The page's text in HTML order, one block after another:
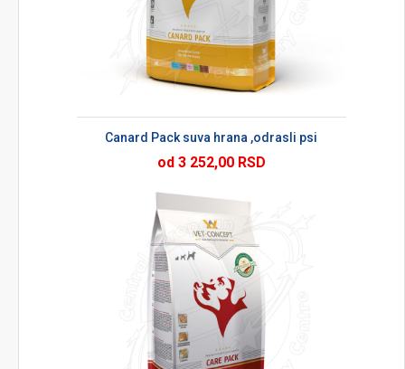
Canard Pack suva hrana ,odrasli psi
od 3 252,00 RSD